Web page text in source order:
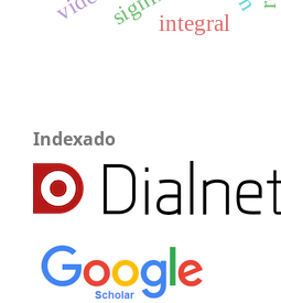
integral
Indexado